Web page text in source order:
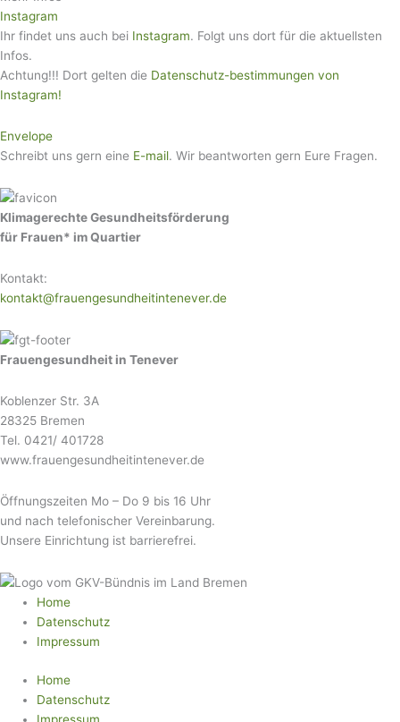
Instagram
Ihr findet uns auch bei Instagram. Folgt uns dort für die aktuellsten
Infos.
Achtung!!! Dort gelten die Datenschutz-bestimmungen von
Instagram!
Envelope
Schreibt uns gern eine E-mail. Wir beantworten gern Eure Fragen.
Klimagerechte Gesundheitsförderung
für Frauen* im Quartier
Kontakt:
kontakt@frauengesundheitintenever.de
Frauengesundheit in Tenever
Koblenzer Str. 3A
28325 Bremen
Tel. 0421/ 401728
www.frauengesundheitintenever.de
Öffnungszeiten Mo – Do 9 bis 16 Uhr
und nach telefonischer Vereinbarung.
Unsere Einrichtung ist barrierefrei.
Home
Datenschutz
Impressum
Home
Datenschutz